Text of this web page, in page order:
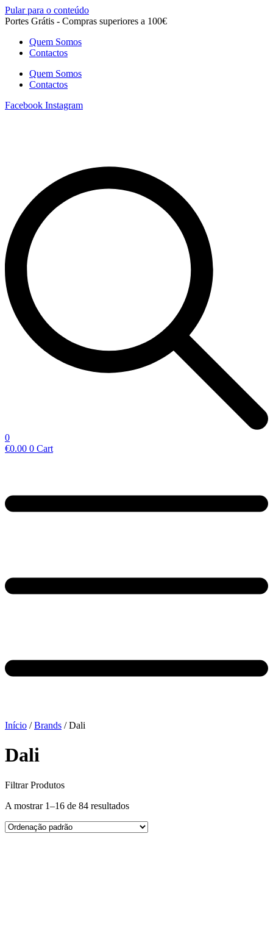
Pular para o conteúdo
Portes Grátis - Compras superiores a 100€
Quem Somos
Contactos
Quem Somos
Contactos
Facebook Instagram
0
€0.00 0 Cart
Início /Brands / Dali
Dali
Filtrar Produtos
A mostrar 1–16 de 84 resultados